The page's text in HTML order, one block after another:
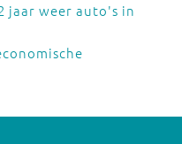
jaar weer auto's in